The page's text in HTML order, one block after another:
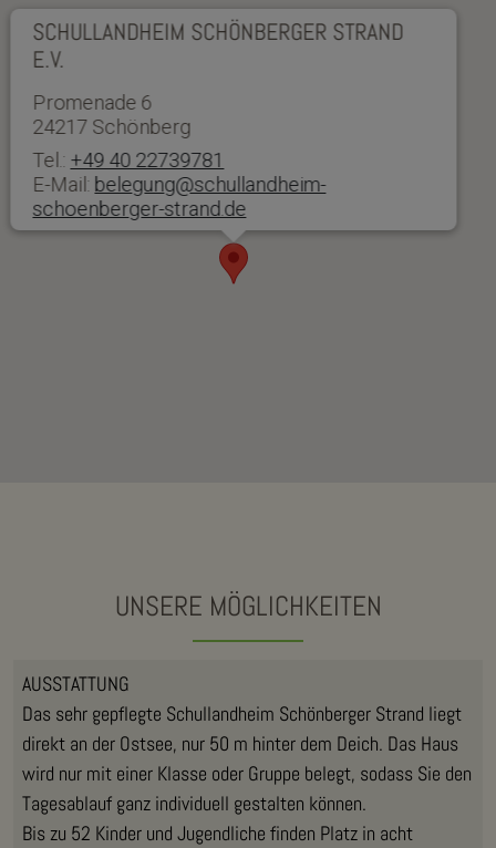
SCHULLANDHEIM SCHÖNBERGER STRAND
E.V.
Promenade 6
24217 Schönberg
Tel.: +49 40 22739781
E-Mail: belegung@schullandheim-
schoenberger-strand.de
UNSERE MÖGLICHKEITEN
AUSSTATTUNG
Das sehr gepflegte Schullandheim Schönberger Strand liegt
direkt an der Ostsee, nur 50 m hinter dem Deich. Das Haus
wird nur mit einer Klasse oder Gruppe belegt, sodass Sie den
Tagesablauf ganz individuell gestalten können.
Bis zu 52 Kinder und Jugendliche finden Platz in acht